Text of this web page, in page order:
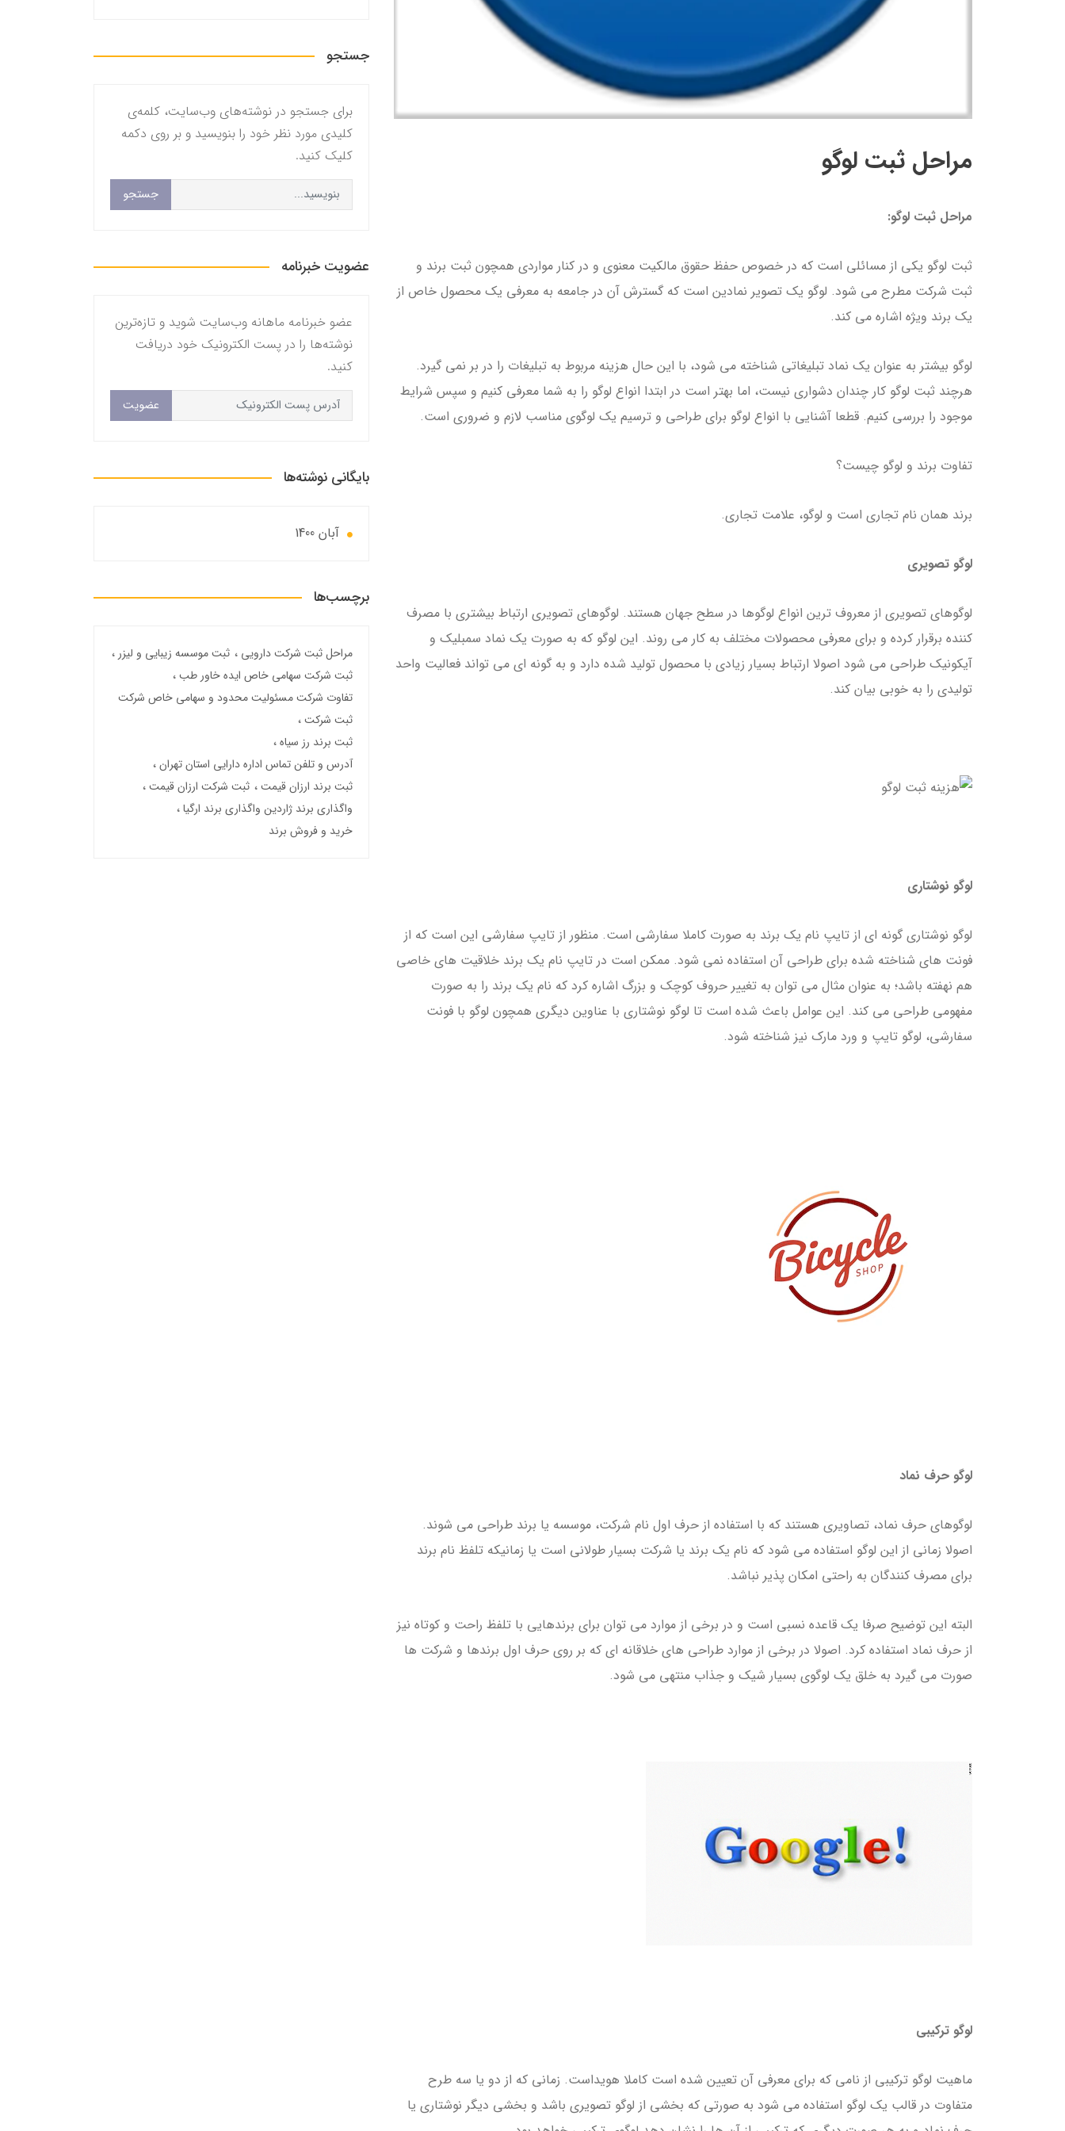
مراحل ثبت لوگو
مراحل ثبت لوگو:
ثبت لوگو یکی از مسائلی است که در خصوص حفظ حقوق مالکیت معنوی و در کنار مواردی همچون ثبت برند و
ثبت شرکت مطرح می شود. لوگو یک تصویر نمادین است که گسترش آن در جامعه به معرفی یک محصول خاص از
یک برند ویژه اشاره می کند.
لوگو بیشتر به عنوان یک نماد تبلیغاتی شناخته می شود، با این حال هزینه مربوط به تبلیغات را در بر نمی گیرد.
هرچند ثبت لوگو کار چندان دشواری نیست، اما بهتر است در ابتدا انواع لوگو را به شما معرفی کنیم و سپس شرایط
موجود را بررسی کنیم. قطعا آشنایی با انواع لوگو برای طراحی و ترسیم یک لوگوی مناسب لازم و ضروری است.
تفاوت برند و لوگو چیست؟
برند همان نام تجاری است و لوگو، علامت تجاری.
لوگو تصویری
لوگوهای تصویری از معروف ترین انواع لوگوها در سطح جهان هستند. لوگوهای تصویری ارتباط بیشتری با مصرف
کننده برقرار کرده و برای معرفی محصولات مختلف به کار می روند. این لوگو که به صورت یک نماد سمبلیک و
آیکونیک طراحی می شود اصولا ارتباط بسیار زیادی با محصول تولید شده دارد و به گونه ای می تواند فعالیت واحد
تولیدی را به خوبی بیان کند.
لوگو نوشتاری
لوگو نوشتاری گونه ای از تایپ نام یک برند به صورت کاملا سفارشی است. منظور از تایپ سفارشی این است که از
فونت های شناخته شده برای طراحی آن استفاده نمی شود. ممکن است در تایپ نام یک برند خلاقیت های خاصی
هم نهفته باشد؛ به عنوان مثال می توان به تغییر حروف کوچک و بزرگ اشاره کرد که نام یک برند را به صورت
مفهومی طراحی می کند. این عوامل باعث شده است تا لوگو نوشتاری با عناوین دیگری همچون لوگو با فونت
سفارشی، لوگو تایپ و ورد مارک نیز شناخته شود.
لوگو حرف نماد
لوگوهای حرف نماد، تصاویری هستند که با استفاده از حرف اول نام شرکت، موسسه یا برند طراحی می شوند.
اصولا زمانی از این لوگو استفاده می شود که نام یک برند یا شرکت بسیار طولانی است یا زمانیکه تلفظ نام برند
برای مصرف کنندگان به راحتی امکان پذیر نباشد.
البته این توضیح صرفا یک قاعده نسبی است و در برخی از موارد می توان برای برندهایی با تلفظ راحت و کوتاه نیز
از حرف نماد استفاده کرد. اصولا در برخی از موارد طراحی های خلاقانه ای که بر روی حرف اول برندها و شرکت ها
صورت می گیرد به خلق یک لوگوی بسیار شیک و جذاب منتهی می شود.
لوگو ترکیبی
ماهیت لوگو ترکیبی از نامی که برای معرفی آن تعیین شده است کاملا هویداست. زمانی که از دو یا سه طرح
متفاوت در قالب یک لوگو استفاده می شود به صورتی که بخشی از لوگو تصویری باشد و بخشی دیگر نوشتاری یا
جستجو
برای جستجو در نوشته‌های وب‌سایت، کلمه‌ی
کلیدی مورد نظر خود را بنویسید و بر روی دکمه
کلیک کنید.
جستجو
عضویت خبرنامه
عضو خبرنامه ماهانه وب‌سایت شوید و تازه‌ترین
نوشته‌ها را در پست الکترونیک خود دریافت
کنید.
عضویت
بایگانی نوشته‌ها
آبان 1400
برچسب‌ها
مراحل ثبت شرکت دارویی
ثبت موسسه زیبایی و لیزر
ثبت شرکت سهامی خاص ایده خاور طب
تفاوت شرکت مسئولیت محدود و سهامی خاص شرکت
ثبت شرکت
ثبت برند رز سیاه
آدرس و تلفن تماس اداره دارایی استان تهران
ثبت برند ارزان قیمت
ثبت شرکت ارزان قیمت
واگذاری برند ژاردین واگذاری برند ارگیا
خرید و فروش برند